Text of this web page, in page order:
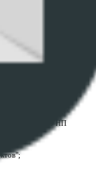
по оказанию
авторским
, УНП